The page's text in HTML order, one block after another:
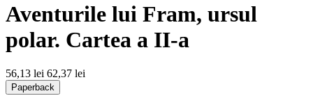
Aventurile lui Fram, ursul
polar. Cartea a II-a
56,13 lei 62,37 lei
Paperback